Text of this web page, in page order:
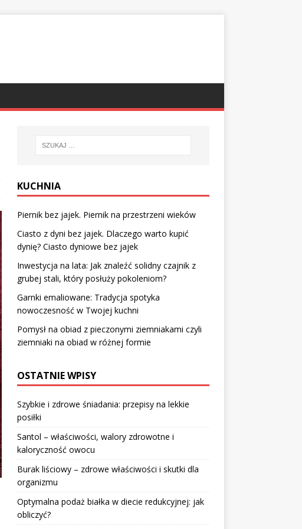
KUCHNIA
Piernik bez jajek. Piernik na przestrzeni wieków
Ciasto z dyni bez jajek. Dlaczego warto kupić
dynię? Ciasto dyniowe bez jajek
Inwestycja na lata: Jak znaleźć solidny czajnik z
grubej stali, który posłuży pokoleniom?
Garnki emaliowane: Tradycja spotyka
nowoczesność w Twojej kuchni
Pomysł na obiad z pieczonymi ziemniakami czyli
ziemniaki na obiad w różnej formie
OSTATNIE WPISY
Szybkie i zdrowe śniadania: przepisy na lekkie
posiłki
Santol – właściwości, walory zdrowotne i
kaloryczność owocu
Burak liściowy – zdrowe właściwości i skutki dla
organizmu
Optymalna podaż białka w diecie redukcyjnej: jak
obliczyć?